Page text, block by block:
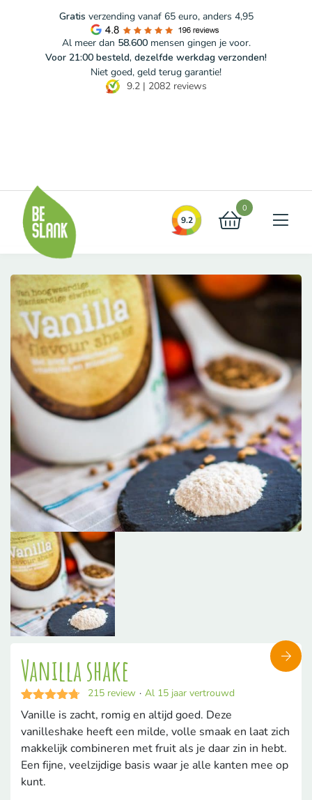
Gratis verzending vanaf 65 euro, anders 4,95
Al meer dan 58.600 mensen gingen je voor.
Voor 21:00 besteld, dezelfde werkdag verzonden!
Niet goed, geld terug garantie!
9.2| 2082reviews
9.2
0
Vanilla shake
Gewaardeerd
4.70op 5
gebaseerd
215
klantbeoordelingen
215 review · Al 15 jaar vertrouwd
Vanille is zacht, romig en altijd goed. Deze
vanilleshake heeft een milde, volle smaak en laat zich
makkelijk combineren met fruit als je daar zin in hebt.
Een fijne, veelzijdige basis waar je alle kanten mee op
kunt.